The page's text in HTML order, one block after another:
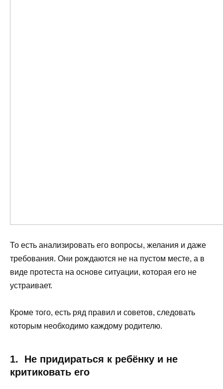
То есть анализировать его вопросы, желания и даже
требования. Они рождаются не на пустом месте, а в
виде протеста на основе ситуации, которая его не
устраивает.
Кроме того, есть ряд правил и советов, следовать
которым необходимо каждому родителю.
1. Не придираться к ребёнку и не
критиковать его